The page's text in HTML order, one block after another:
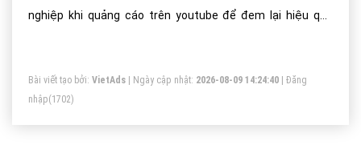
nghiệp khi quảng cáo trên youtube để đem lại hiệu quả
Bài viết tạo bởi: VietAds | Ngày cập nhật: 2026-08-09 14:24:40
Đăng
nhập(1702)